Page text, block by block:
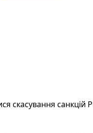
скасування санкцій